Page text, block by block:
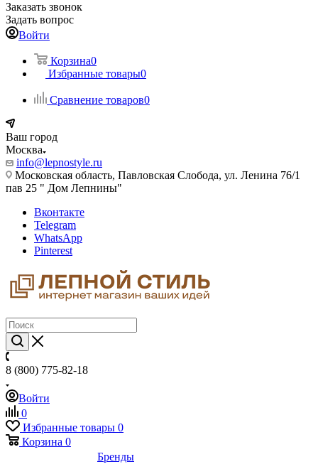
Заказать звонок
Задать вопрос
Войти
Корзина0
Избранные товары0
Сравнение товаров0
Ваш город
Москва
info@lepnostyle.ru
Московская область, Павловская Слобода, ул. Ленина 76/1
пав 25 " Дом Лепнины"
Вконтакте
Telegram
WhatsApp
Pinterest
8 (800) 775-82-18
Войти
0
Избранные товары 0
Корзина 0
Бренды